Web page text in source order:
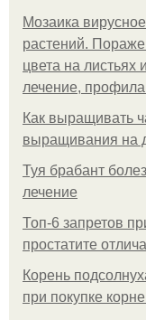
Мозаика
растений.
цвета на
лечение,
Как выращивать
выращивания на
Туя брабант
лечение
Топ-6 запретов
простатите
Корень
при покупке